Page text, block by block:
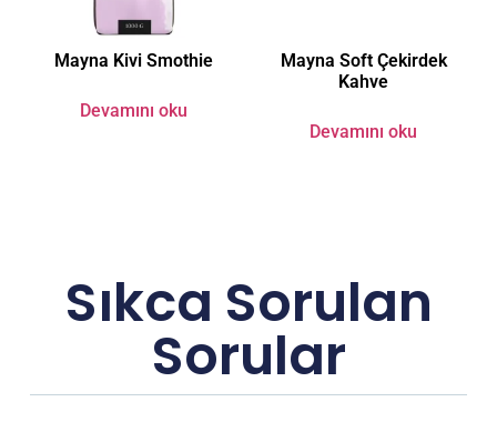
Mayna Kivi Smothie
Devamını oku
Mayna Soft Çekirdek
Kahve
Devamını oku
Sıkca Sorulan
Sorular